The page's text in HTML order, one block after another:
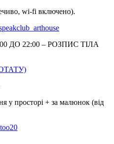
wi-fi включено).
arthouse
ДО 22:00 – РОЗПИС ТІЛА
у просторі + за малюнок (від